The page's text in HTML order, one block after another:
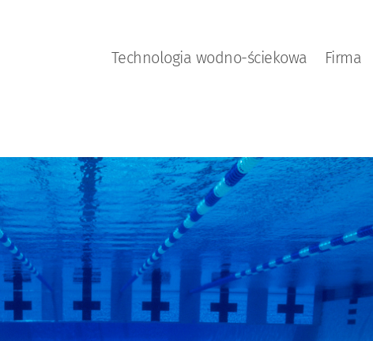
Technologia wodno-ściekowa Firma